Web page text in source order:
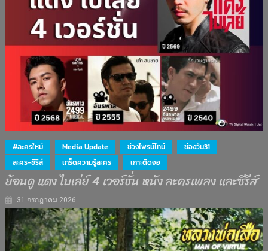
#ละครใหม่ Media Update ช่วงไพรม์ไทม์
ช่องวัน31
ละคร-ซีรีส์
เกร็ดความรู้ละคร เกาะติดจอ
ย้อนดู แดง ไบเล่ย์ 4 เวอร์ชั่น หนัง ละครเพลง และซีรีส์
31 กรกฎาคม 2026